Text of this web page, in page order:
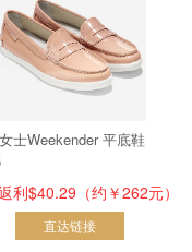
士Weekender 平底鞋
利$40.29（约￥262元）
直达链接